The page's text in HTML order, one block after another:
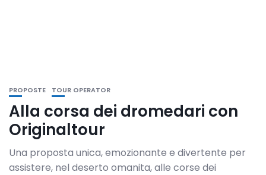
PROPOSTE TOUR OPERATOR
Alla corsa dei dromedari con
Originaltour
Una proposta unica, emozionante e divertente per
assistere, nel deserto omanita, alle corse dei